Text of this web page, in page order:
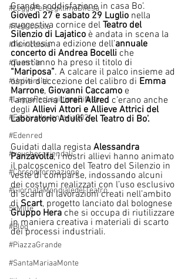
#LeggoPerLegittimaDifesa
#Terricciola
#Terricciola
#TeatroIn
#Università
#LeggoPerLegittimaDifesa
#FestivalInventaria2024
#Edenred
#voucheraziendali
#Corsodiformazione
#GiornataMondialedelTeatro
5xMille
#Blog
#PiazzaGrande
#SantaMariaaMonte
Grande soddisfazione in casa Bo’.
Giovedì 27 e sabato 29 Luglio nella
suggestiva cornice del Teatro del
Silenzio di Lajatico è andata in scena la
diciottesima edizione dell’annuale
concerto di Andrea Bocelli che
quest’anno ha preso il titolo di
“Mariposa”. A calcare il palco insieme ad
ospiti d’eccezione del calibro di Emma
Marrone, Giovanni Caccamo e
l’americana Loren Allred c’erano anche
degli Allievi Attori e Allieve Attrici del
Laboratorio Adulti del Teatro di Bo’.
Guidati dalla regista Alessandra
Panzavolta, i nostri allievi hanno animato
il palcoscenico del Teatro del Silenzio in
veste di comparse, indossando alcuni
dei costumi realizzati con l’uso esclusivo
di scarti di lavorazioni creati nell’ambito
di Scart, progetto lanciato dal bolognese
Gruppo Hera che si occupa di riutilizzare
in maniera creativa i materiali di scarto
dei processi industriali.